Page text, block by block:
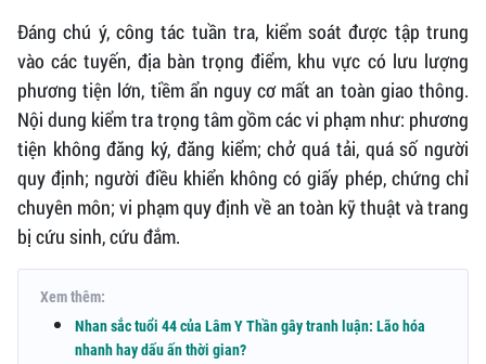
Đáng chú ý, công tác tuần tra, kiểm soát được tập trung
vào các tuyến, địa bàn trọng điểm, khu vực có lưu lượng
phương tiện lớn, tiềm ẩn nguy cơ mất an toàn giao thông.
Nội dung kiểm tra trọng tâm gồm các vi phạm như: phương
tiện không đăng ký, đăng kiểm; chở quá tải, quá số người
quy định; người điều khiển không có giấy phép, chứng chỉ
chuyên môn; vi phạm quy định về an toàn kỹ thuật và trang
bị cứu sinh, cứu đắm.
Xem thêm:
Nhan sắc tuổi 44 của Lâm Y Thần gây tranh luận: Lão hóa
nhanh hay dấu ấn thời gian?